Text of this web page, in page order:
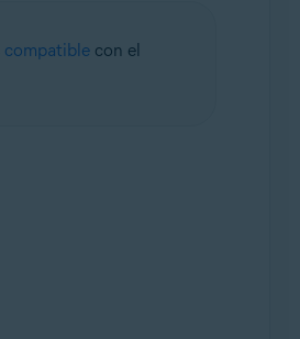
compatiblecon el